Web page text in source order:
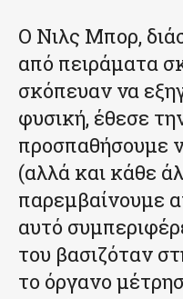
Ο Νιλς Μπορ,
από πειράματα
σκόπευαν να
φυσική, έθεσε
προσπαθήσουμε
(αλλά και κάθε
παρεμβαίνουμε
αυτό
του βασιζόταν
το όργανο